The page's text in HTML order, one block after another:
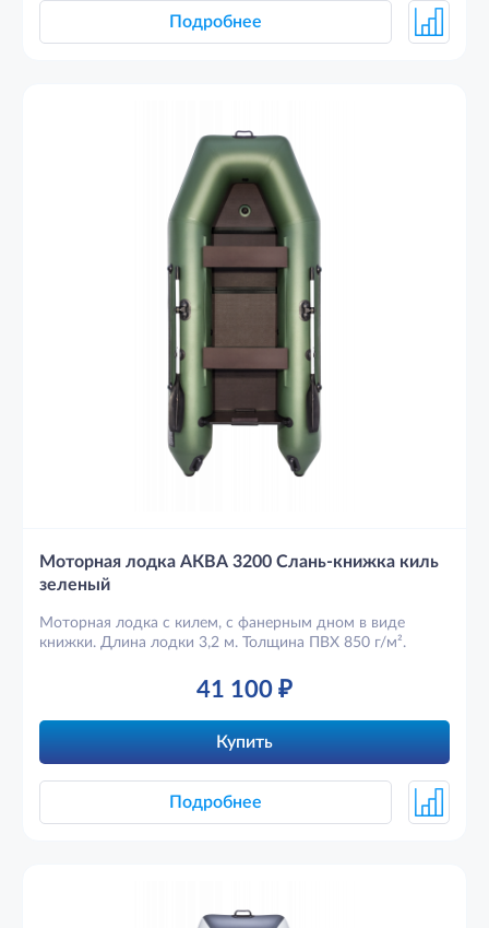
Подробнее
Моторная лодка АКВА 3200 Слань-книжка киль
зеленый
Моторная лодка с килем, с фанерным дном в виде
книжки. Длина лодки 3,2 м. Толщина ПВХ 850 г/м².
41 100 ₽
Купить
Подробнее